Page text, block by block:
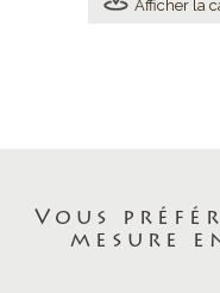
Afficher la
Vous
mesure